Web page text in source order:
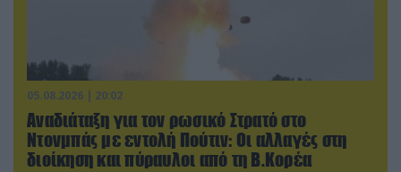
05.08.2026 | 20:02
Αναδιάταξη για τον ρωσικό Στρατό στο
Ντονμπάς με εντολή Πούτιν: Οι αλλαγές στη
διοίκηση και πύραυλοι από τη Β.Κορέα